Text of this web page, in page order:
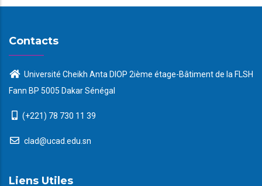
Contacts
Université Cheikh Anta DIOP 2ième étage-Bâtiment de la FLSH
Fann BP 5005 Dakar Sénégal
(+221) 78 730 11 39
clad@ucad.edu.sn
Liens Utiles